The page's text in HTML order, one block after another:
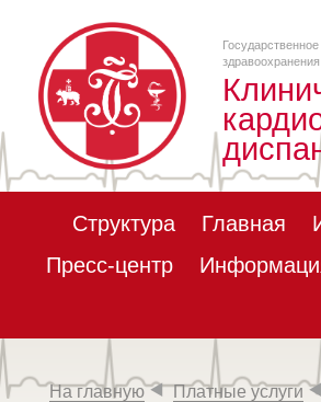
Структура Главная
Пресс-центр
На главную Платные услуги